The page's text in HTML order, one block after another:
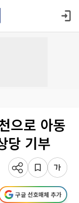
으로 아동
당 기부
구글 선호매체 추가